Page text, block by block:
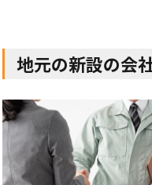
地元の新設の会